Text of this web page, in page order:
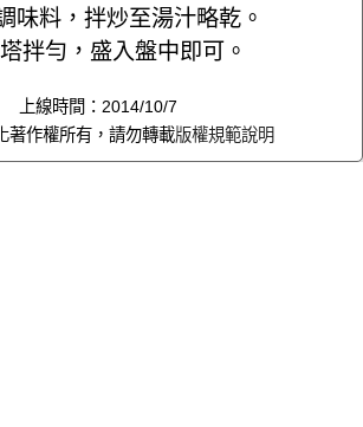
味料，拌炒至湯汁略乾。
拌勻，盛入盤中即可。
上線時間：2014/10/7
著作權所有，請勿轉載版權規範說明